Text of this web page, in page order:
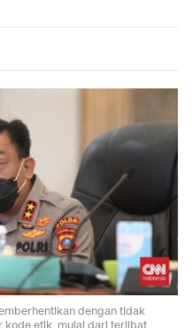
dengan tidak
kode etik, mulai dari terlibat